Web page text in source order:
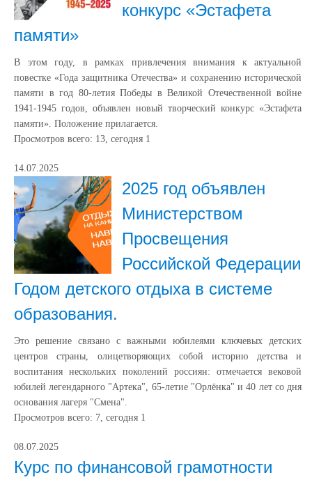
конкурс «Эстафета
памяти»
В этом году, в рамках привлечения внимания к актуальной
повестке «Года защитника Отечества» и сохранению исторической
памяти в год 80-летия Победы в Великой Отечественной войне
1941-1945 годов, объявлен новый творческий конкурс «Эстафета
памяти». Положение прилагается.
Просмотров всего: 13, сегодня 1
14.07.2025
2025 год объявлен
Министерством
Просвещения
Российской Федерации
Годом детского отдыха в системе
образования.
Это решение связано с важными юбилеями ключевых детских
центров страны, олицетворяющих собой историю детства и
воспитания нескольких поколений россиян: отмечается вековой
юбилей легендарного "Артека", 65-летие "Орлёнка" и 40 лет со дня
основания лагеря "Смена".
Просмотров всего: 7, сегодня 1
08.07.2025
Курс по финансовой грамотности